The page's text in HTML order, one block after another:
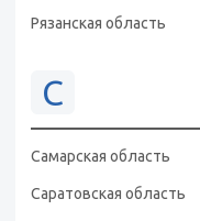
Рязанская область
С
Самарская область
Саратовская область